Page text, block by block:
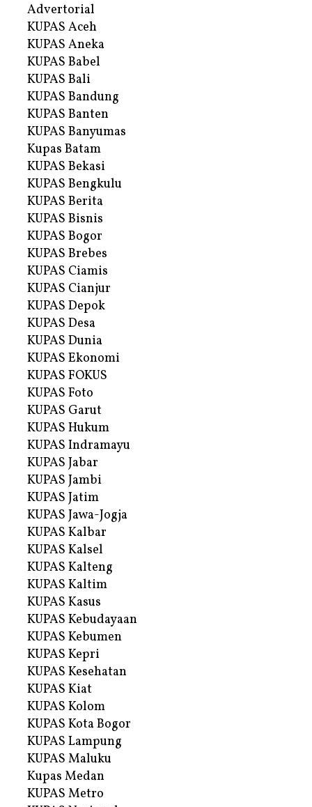
Advertorial
KUPAS Aceh
KUPAS Aneka
KUPAS Babel
KUPAS Bali
KUPAS Bandung
KUPAS Banten
KUPAS Banyumas
Kupas Batam
KUPAS Bekasi
KUPAS Bengkulu
KUPAS Berita
KUPAS Bisnis
KUPAS Bogor
KUPAS Brebes
KUPAS Ciamis
KUPAS Cianjur
KUPAS Depok
KUPAS Desa
KUPAS Dunia
KUPAS Ekonomi
KUPAS FOKUS
KUPAS Foto
KUPAS Garut
KUPAS Hukum
KUPAS Indramayu
KUPAS Jabar
KUPAS Jambi
KUPAS Jatim
KUPAS Jawa-Jogja
KUPAS Kalbar
KUPAS Kalsel
KUPAS Kalteng
KUPAS Kaltim
KUPAS Kasus
KUPAS Kebudayaan
KUPAS Kebumen
KUPAS Kepri
KUPAS Kesehatan
KUPAS Kiat
KUPAS Kolom
KUPAS Kota Bogor
KUPAS Lampung
KUPAS Maluku
Kupas Medan
KUPAS Metro